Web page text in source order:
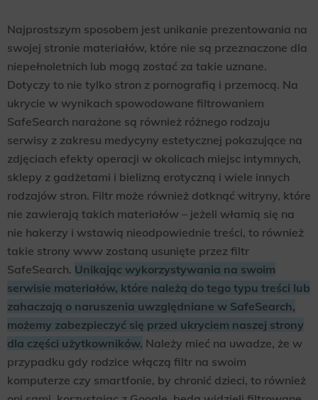
Najprostszym sposobem jest unikanie prezentowania na
swojej stronie materiałów, które nie są przeznaczone dla
niepełnoletnich lub mogą zostać za takie uznane.
Dotyczy to nie tylko stron z pornografią i przemocą. Na
ukrycie w wynikach spowodowane filtrowaniem
SafeSearch narażone są również różnego rodzaju
serwisy z zakresu medycyny estetycznej pokazujące na
zdjęciach efekty operacji w okolicach miejsc intymnych,
sklepy z gadżetami i bielizną erotyczną i wiele innych
rodzajów stron. Filtr może również dotknąć witryny, które
nie zawierają takich materiałów – jeżeli włamią się na
nie hakerzy i wstawią nieodpowiednie treści, to również
takie strony www zostaną usunięte przez filtr
SafeSearch. Unikając wykorzystywania na swoim
serwisie materiałów, które należą do tego typu treści lub
zahaczają o naruszenia uwzględniane w SafeSearch,
możemy zabezpieczyć się przed ukryciem naszej strony
dla części użytkowników. Należy mieć na uwadze, że w
przypadku gdy rodzice włączą filtr na swoim
komputerze czy smartfonie, by chronić dzieci, to również